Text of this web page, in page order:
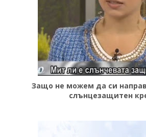
Защо не можем да си
слънцезащитен